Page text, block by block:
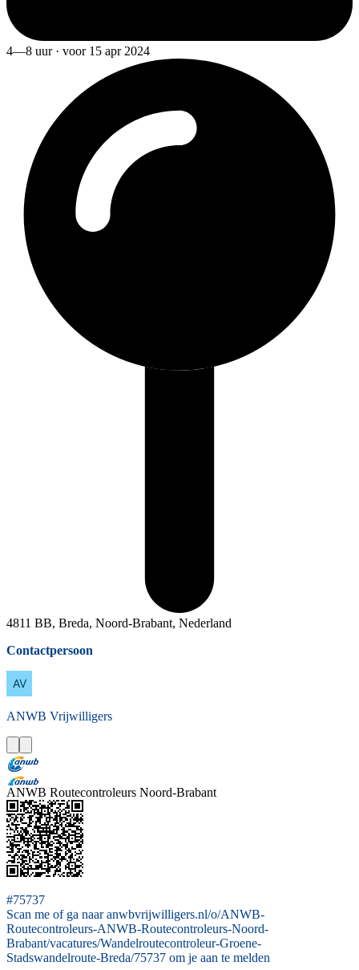
4—8 uur · voor 15 apr 2024
4811 BB, Breda, Noord-Brabant, Nederland
Contactpersoon
ANWB Vrijwilligers
ANWB Routecontroleurs Noord-Brabant
#75737
Scan me of ga naar anwbvrijwilligers.nl/o/ANWB-
Routecontroleurs-ANWB-Routecontroleurs-Noord-
Brabant/vacatures/Wandelroutecontroleur-Groene-
Stadswandelroute-Breda/75737 om je aan te melden